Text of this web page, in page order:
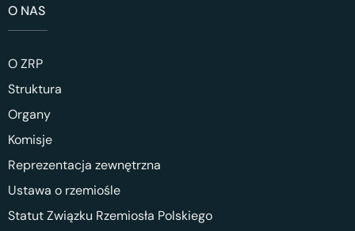
O NAS
O ZRP
Struktura
Organy
Komisje
Reprezentacja zewnętrzna
Ustawa o rzemiośle
Statut Związku Rzemiosła Polskiego